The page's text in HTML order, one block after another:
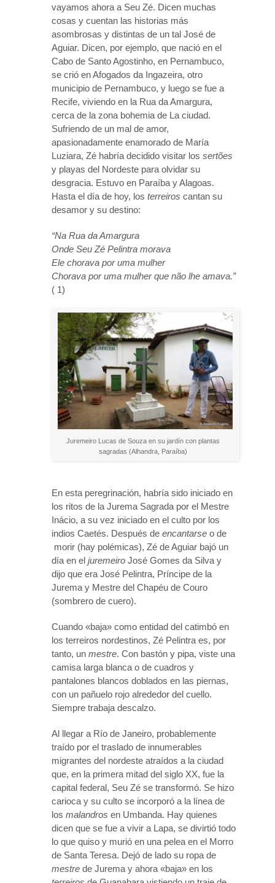
vayamos ahora a Seu Zé. Dicen muchas
cosas y cuentan las historias más
asombrosas y distintas de un tal José de
Aguiar. Dicen, por ejemplo, que nació en el
Cabo de Santo Agostinho, en Pernambuco,
se crió en Afogados da Ingazeira, otro
municipio de Pernambuco, y luego se fue a
Recife, viviendo en la Rua da Amargura,
cerca de la zona bohemia de La ciudad.
Sufriendo de un mal de amor,
apasionadamente enamorado de María
Luziara, Zé habría decidido visitar los sertões
y playas del Nordeste para olvidar su
desgracia. Estuvo en Paraíba y Alagoas.
Hasta el día de hoy, los terreiros cantan su
desamor y su destino:
“Na Rua da Amargura
Onde Seu Zé Pelintra morava
Ele chorava por uma mulher
Chorava por uma mulher que não lhe amava.”
( 1)
Juremeiro Lucas de Souza en su jardín con plantas
sagradas (Alhandra, Paraíba)
En esta peregrinación, habría sido iniciado en
los ritos de la Jurema Sagrada por el Mestre
Inácio, a su vez iniciado en el culto por los
indios Caetés. Después de encantarse o de
morir (hay polémicas), Zé de Aguiar bajó un
día en el juremeiro José Gomes da Silva y
dijo que era José Pelintra, Príncipe de la
Jurema y Mestre del Chapéu de Couro
(sombrero de cuero).
Cuando «baja» como entidad del catimbó en
los terreiros nordestinos, Zé Pelintra es, por
tanto, un mestre. Con bastón y pipa, viste una
camisa larga blanca o de cuadros y
pantalones blancos doblados en las piernas,
con un pañuelo rojo alrededor del cuello.
Siempre trabaja descalzo.
Al llegar a Río de Janeiro, probablemente
traído por el traslado de innumerables
migrantes del nordeste atraídos a la ciudad
que, en la primera mitad del siglo XX, fue la
capital federal, Seu Zé se transformó. Se hizo
carioca y su culto se incorporó a la línea de
los malandros en Umbanda. Hay quienes
dicen que se fue a vivir a Lapa, se divirtió todo
lo que quiso y murió en una pelea en el Morro
de Santa Teresa. Dejó de lado su ropa de
mestre de Jurema y ahora «baja» en los